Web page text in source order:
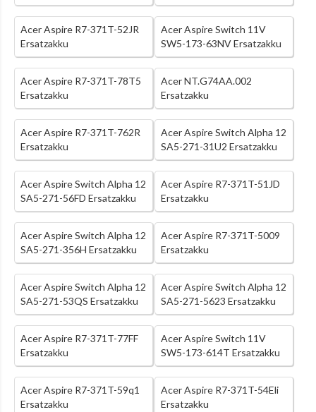
Acer Aspire R7-371T-52JR
Ersatzakku
Acer Aspire Switch 11V
SW5-173-63NV Ersatzakku
Acer Aspire R7-371T-78T5
Ersatzakku
Acer NT.G74AA.002
Ersatzakku
Acer Aspire R7-371T-762R
Ersatzakku
Acer Aspire Switch Alpha 12
SA5-271-31U2 Ersatzakku
Acer Aspire Switch Alpha 12
SA5-271-56FD Ersatzakku
Acer Aspire R7-371T-51JD
Ersatzakku
Acer Aspire Switch Alpha 12
SA5-271-356H Ersatzakku
Acer Aspire R7-371T-5009
Ersatzakku
Acer Aspire Switch Alpha 12
SA5-271-53QS Ersatzakku
Acer Aspire Switch Alpha 12
SA5-271-5623 Ersatzakku
Acer Aspire R7-371T-77FF
Ersatzakku
Acer Aspire Switch 11V
SW5-173-614T Ersatzakku
Acer Aspire R7-371T-59q1
Ersatzakku
Acer Aspire R7-371T-54Eli
Ersatzakku